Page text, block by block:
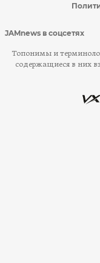
JAMnews в соцсетях
Топонимы и
содержащиеся в них